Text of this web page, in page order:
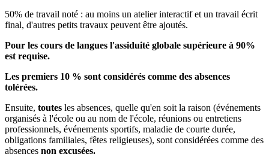
50% de travail noté : au moins un atelier interactif et un travail écrit
final, d'autres petits travaux peuvent être ajoutés.
Pour les cours de langues l'assiduité globale supérieure à 90%
est requise.
Les premiers 10 % sont considérés comme des absences
tolérées.
Ensuite, toutes les absences, quelle qu'en soit la raison (événements
organisés à l'école ou au nom de l'école, réunions ou entretiens
professionnels, événements sportifs, maladie de courte durée,
obligations familiales, fêtes religieuses), sont considérées comme des
absences non excusées.